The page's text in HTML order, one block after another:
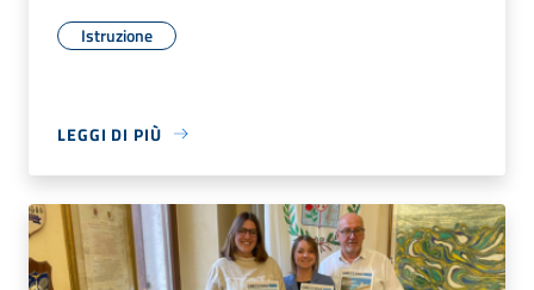
Istruzione
LEGGI DI PIÙ